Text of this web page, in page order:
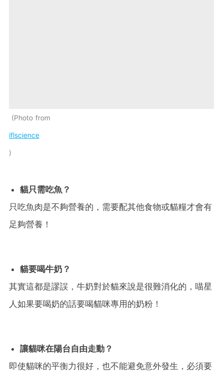
Photo from
iflscience
貓只需吃魚？
只吃魚肉是不夠營養的，需要配其他食物或貓糧才會有
足夠營養！
貓要喝牛奶？
其實這都是謬誤，牛奶對於貓來說是很難消化的，喵星
人如果要喝奶的話要喝貓咪專用的奶粉！
讓貓咪在陽台自由走動？
即使貓咪的平衡力很好，也不能避免意外發生，必須要